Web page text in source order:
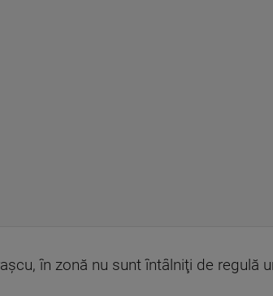
în zonă nu sunt întâlniţi de regulă